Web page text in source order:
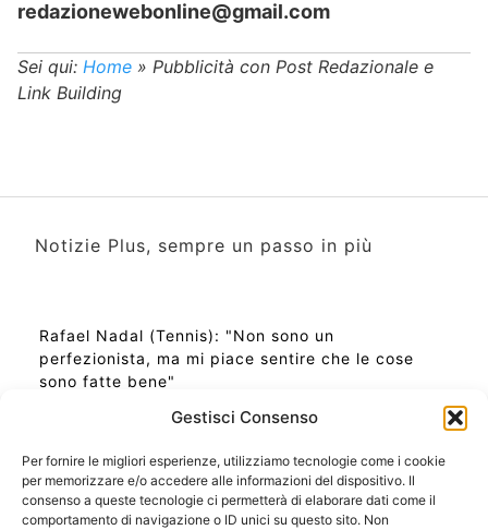
Gestisci Consenso
Per fornire le migliori esperienze, utilizziamo tecnologie come i cookie
per memorizzare e/o accedere alle informazioni del dispositivo. Il
consenso a queste tecnologie ci permetterà di elaborare dati come il
comportamento di navigazione o ID unici su questo sito. Non
redazionewebonline@gmail.com
Sei qui: Home » Pubblicità con Post Redazionale e
Link Building
Notizie Plus, sempre un passo in più
Rafael Nadal (Tennis): "Non sono un
perfezionista, ma mi piace sentire che le cose
sono fatte bene"
Ora Esatta in Italia in questo momento
Ti Senti Strano Ultimamente? Potrebbe Essere per